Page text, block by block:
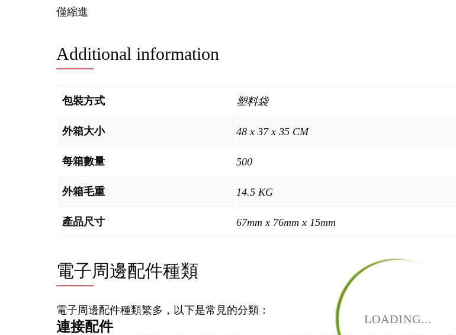
LOADING...
僅縮進
Additional information
包裝方式 塑料袋
外箱大小 48 x 37 x 35 CM
每箱數量 500
外箱毛重 14.5 KG
產品尺寸 67mm x 76mm x 15mm
電子周邊配件種類
電子周邊配件種類繁多，以下是常見的分類：
連接配件